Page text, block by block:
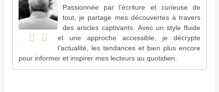
Passionnée par l’écriture et curieuse de
tout, je partage mes découvertes à travers
des articles captivants. Avec un style fluide
et une approche accessible, je décrypte
l’actualité, les tendances et bien plus encore
pour informer et inspirer mes lecteurs au quotidien.